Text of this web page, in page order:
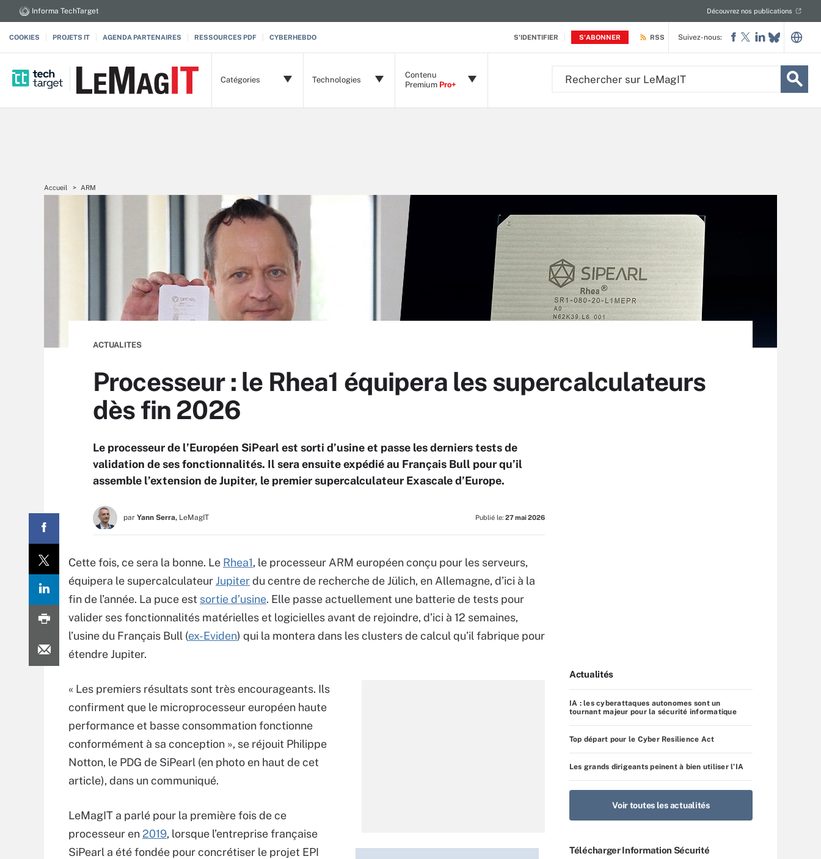
S'IDENTIFIER S'ABONNER
Informa TechTarget Découvrez nos publications
COOKIES PROJETS IT AGENDA PARTENAIRES RESSOURCES PDF CYBERHEBDO RSS
Catégories Technologies
Contenu
Premium Pro+
Suivez-nous:
Accueil ARM
ACTUALITES
Processeur : le Rhea1 équipera les supercalculateurs
dès fin 2026
Le processeur de l’Européen SiPearl est sorti d’usine et passe les derniers tests de
validation de ses fonctionnalités. Il sera ensuite expédié au Français Bull pour qu’il
assemble l’extension de Jupiter, le premier supercalculateur Exascale d’Europe.
par Yann Serra, LeMagIT Publié le: 27 mai 2026
Cette fois, ce sera la bonne. Le Rhea1, le processeur ARM européen conçu pour les serveurs,
équipera le supercalculateurJupiterdu centre de recherche de Jülich, en Allemagne, d’ici à la
fin de l’année. La puce est sortie d’usine. Elle passe actuellement une batterie de tests pour
valider ses fonctionnalités matérielles et logicielles avant de rejoindre, d’ici à 12 semaines,
l’usine du Français Bull (ex-Eviden) qui la montera dans les clusters de calcul qu’il fabrique pour
étendre Jupiter.
« Les premiers résultats sont très encourageants. Ils
confirment que le microprocesseur européen haute
performance et basse consommation fonctionne
conformément à sa conception », se réjouit Philippe
Notton, le PDG de SiPearl (en photo en haut de cet
article), dans un communiqué.
LeMagIT a parlé pour la première fois de ce
processeur en 2019, lorsque l’entreprise française
SiPearl a été fondée pour concrétiser le projet EPI
Actualités
IA : les cyberattaques autonomes sont un
tournant majeur pour la sécurité informatique
Top départ pour le Cyber Resilience Act
Les grands dirigeants peinent à bien utiliser l’IA
Voir toutes les actualités
Télécharger Information Sécurité